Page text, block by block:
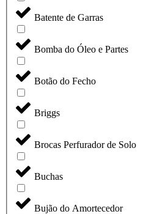
Batente de Garras
Bomba do Óleo e Partes
Botão do Fecho
Briggs
Brocas Perfurador de Solo
Buchas
Bujão do Amortecedor